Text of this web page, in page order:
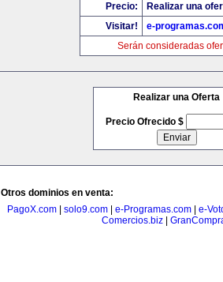
Precio:
Realizar una
Visitar!
e-
Serán consideradas
Realizar una Oferta
Precio Ofrecido $
Otros dominios en venta:
PagoX.com
solo9.com e-Programas.com
e-
Comercios.biz